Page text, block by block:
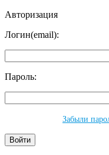
Авторизация
Логин(email):
Пароль:
Забыли